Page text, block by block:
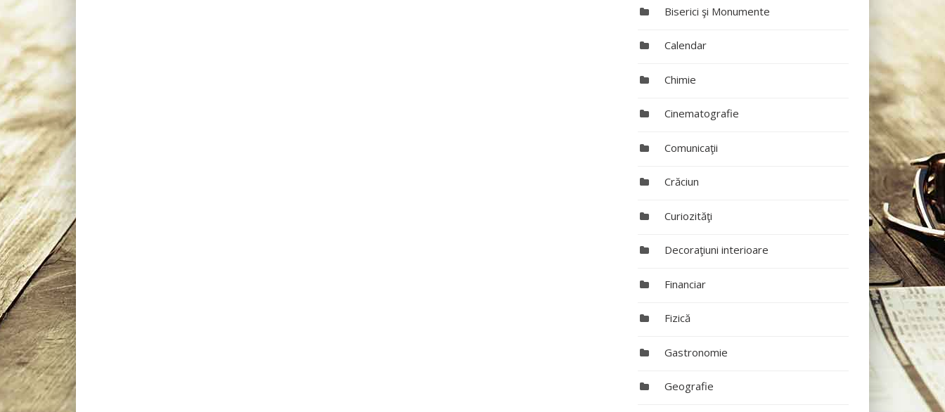
Biserici şi Monumente
Calendar
Chimie
Cinematografie
Comunicaţii
Crăciun
Curiozităţi
Decoraţiuni interioare
Financiar
Fizică
Gastronomie
Geografie